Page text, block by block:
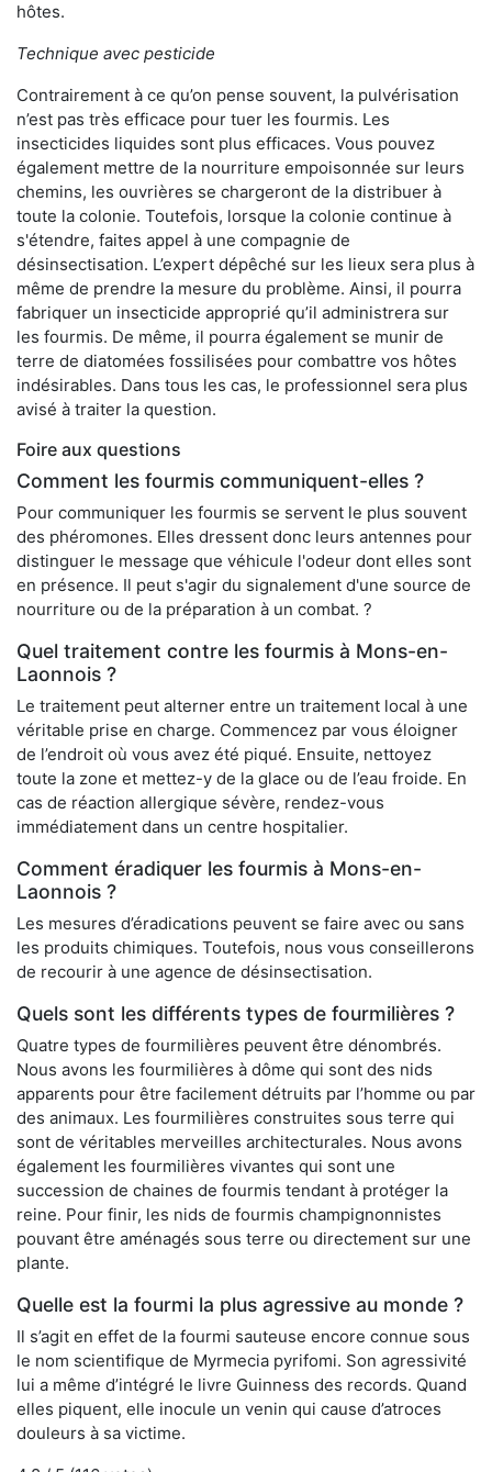
hôtes.
Technique avec pesticide
Contrairement à ce qu’on pense souvent, la pulvérisation
n’est pas très efficace pour tuer les fourmis. Les
insecticides liquides sont plus efficaces. Vous pouvez
également mettre de la nourriture empoisonnée sur leurs
chemins, les ouvrières se chargeront de la distribuer à
toute la colonie. Toutefois, lorsque la colonie continue à
s'étendre, faites appel à une compagnie de
désinsectisation. L’expert dépêché sur les lieux sera plus à
même de prendre la mesure du problème. Ainsi, il pourra
fabriquer un insecticide approprié qu’il administrera sur
les fourmis. De même, il pourra également se munir de
terre de diatomées fossilisées pour combattre vos hôtes
indésirables. Dans tous les cas, le professionnel sera plus
avisé à traiter la question.
Foire aux questions
Comment les fourmis communiquent-elles ?
Pour communiquer les fourmis se servent le plus souvent
des phéromones. Elles dressent donc leurs antennes pour
distinguer le message que véhicule l'odeur dont elles sont
en présence. Il peut s'agir du signalement d'une source de
nourriture ou de la préparation à un combat. ?
Quel traitement contre les fourmis à Mons-en-
Laonnois ?
Le traitement peut alterner entre un traitement local à une
véritable prise en charge. Commencez par vous éloigner
de l’endroit où vous avez été piqué. Ensuite, nettoyez
toute la zone et mettez-y de la glace ou de l’eau froide. En
cas de réaction allergique sévère, rendez-vous
immédiatement dans un centre hospitalier.
Comment éradiquer les fourmis à Mons-en-
Laonnois ?
Les mesures d’éradications peuvent se faire avec ou sans
les produits chimiques. Toutefois, nous vous conseillerons
de recourir à une agence de désinsectisation.
Quels sont les différents types de fourmilières ?
Quatre types de fourmilières peuvent être dénombrés.
Nous avons les fourmilières à dôme qui sont des nids
apparents pour être facilement détruits par l’homme ou par
des animaux. Les fourmilières construites sous terre qui
sont de véritables merveilles architecturales. Nous avons
également les fourmilières vivantes qui sont une
succession de chaines de fourmis tendant à protéger la
reine. Pour finir, les nids de fourmis champignonnistes
pouvant être aménagés sous terre ou directement sur une
plante.
Quelle est la fourmi la plus agressive au monde ?
Il s’agit en effet de la fourmi sauteuse encore connue sous
le nom scientifique de Myrmecia pyrifomi. Son agressivité
lui a même d’intégré le livre Guinness des records. Quand
elles piquent, elle inocule un venin qui cause d’atroces
douleurs à sa victime.